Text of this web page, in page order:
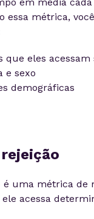
essa métrica,
que eles acessam
e sexo
demográficas
é uma métrica
acessa